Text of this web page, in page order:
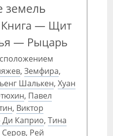
земель
Книга — Щит
— Рыцарь
, Земфира,
Шалькен, Хуан
, Павел
, Виктор
Ди Каприо, Тина
Серов, Рей